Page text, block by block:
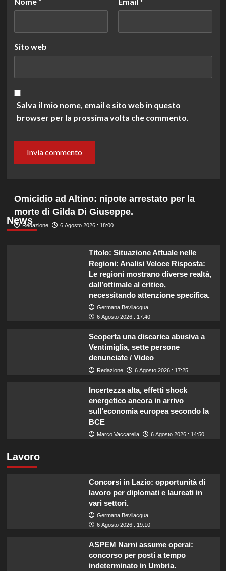
Sito web
Salva il mio nome, email e sito web in questo
browser per la prossima volta che commento.
News
Omicidio ad Altino: nipote arrestato per la
morte di Gilda Di Giuseppe.
Redazione 6 Agosto 2026 : 18:00
Titolo: Situazione Attuale nelle
Regioni: Analisi Veloce Risposta:
Le regioni mostrano diverse realtà,
dall’ottimale al critico,
necessitando attenzione specifica.
Germana Bevilacqua
6 Agosto 2026 : 17:40
Scoperta una discarica abusiva a
Ventimiglia, sette persone
denunciate / Video
Redazione 6 Agosto 2026 : 17:25
Incertezza alta, effetti shock
energetico ancora in arrivo
sull’economia europea secondo la
BCE
Marco Vaccarella 6 Agosto 2026 : 14:50
Lavoro
Concorsi in Lazio: opportunità di
lavoro per diplomati e laureati in
vari settori.
Germana Bevilacqua
6 Agosto 2026 : 19:10
ASPEM Narni assume operai:
concorso per posti a tempo
indeterminato in Umbria.